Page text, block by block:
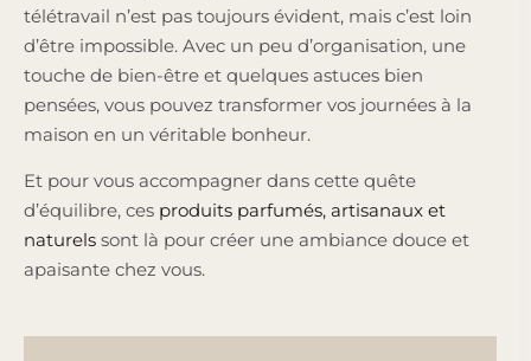
télétravail n’est pas toujours évident, mais c’est loin
d’être impossible. Avec un peu d’organisation, une
touche de bien-être et quelques astuces bien
pensées, vous pouvez transformer vos journées à la
maison en un véritable bonheur.
Et pour vous accompagner dans cette quête
d’équilibre, ces produits parfumés, artisanaux et
naturels sont là pour créer une ambiance douce et
apaisante chez vous.